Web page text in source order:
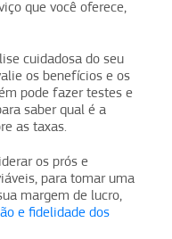
que você oferece,
cuidadosa do seu
os benefícios e os
pode fazer testes e
saber qual é a
as taxas.
os prós e
para tomar uma
margem de lucro,
e fidelidade dos